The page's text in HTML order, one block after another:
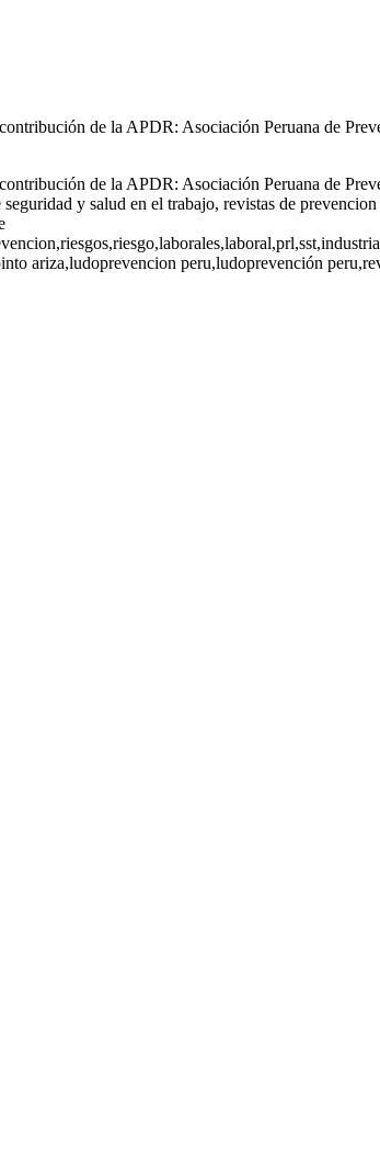
de la APDR: Asociación Peruana de
de la APDR: Asociación Peruana de
y salud en el trabajo, revistas de
ariza,ludoprevencion peru,ludoprevención